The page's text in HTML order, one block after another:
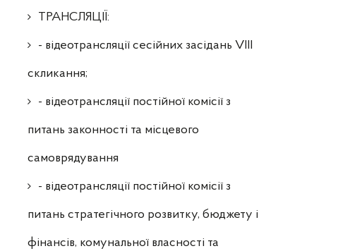
ТРАНСЛЯЦІЇ:
- відеотрансляції сесійних засідань VIII
скликання;
- відеотрансляції постійної комісії з
питань законності та місцевого
самоврядування
- відеотрансляції постійної комісії з
питань стратегічного розвитку, бюджету і
фінансів, комунальної власності та